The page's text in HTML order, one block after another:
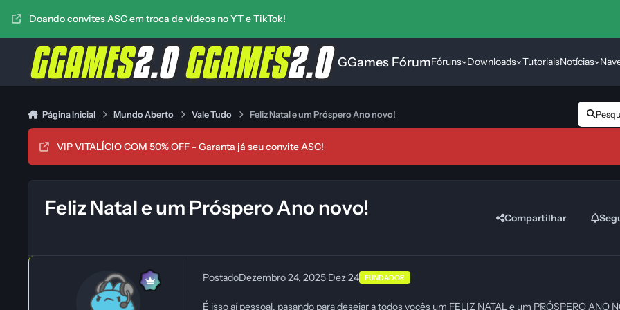
Doando convites ASC em troca de vídeos no YT e TikTok!
GGames FórumFóruns Downloads TutoriaisNotícias
Página Inicial Mundo Aberto Vale Tudo Feliz Natal e um Próspero Ano novo!
VIP VITALÍCIO COM 50% OFF - Garanta já seu convite ASC!
Feliz Natal e um Próspero Ano novo! Compartilhar
PostadoDezembro 24, 2025 Dez 24 FUNDADOR
É isso aí pessoal, pasando para desejar a todos vocês um FELIZ NATAL e um PRÓSPERO ANO